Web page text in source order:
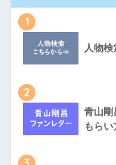
1
人物検
2
青山剛
もら